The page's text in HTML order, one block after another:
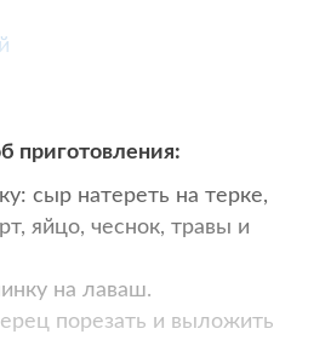
приготовления:
сыр натереть на терке,
яйцо, чеснок, травы и
на лаваш.
порезать и выложить